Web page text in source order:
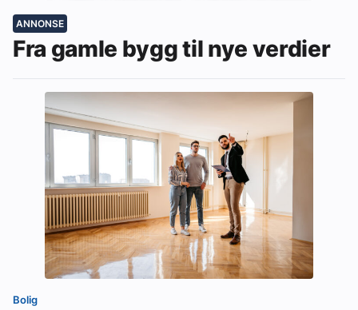
ANNONSE
Fra gamle bygg til nye verdier
Bolig